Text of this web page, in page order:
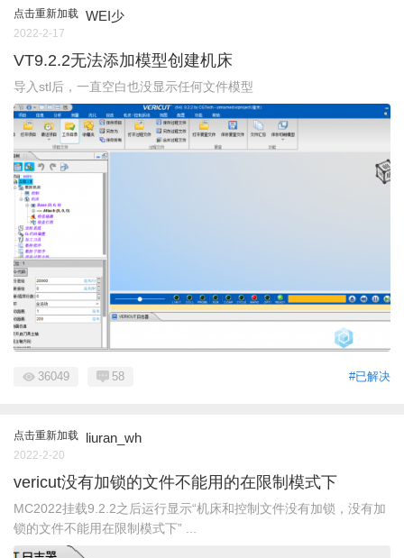
点击重新加载 WEI少
2022-2-17
VT9.2.2无法添加模型创建机床
导入stl后，一直空白也没显示任何文件模型
#已解决
36049 58
点击重新加载 liuran_wh
2022-2-20
vericut没有加锁的文件不能用的在限制模式下
MC2022挂载9.2.2之后运行显示“机床和控制文件没有加锁，没有加
锁的文件不能用在限制模式下” ...